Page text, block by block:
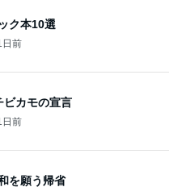
ク本10選
日前
ビカモの宣言
日前
を願う帰省